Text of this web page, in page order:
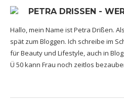
PETRA DRISSEN -
Hallo, mein Name ist Petra Drißen.
spät zum Bloggen. Ich schreibe im
für Beauty und Lifestyle, auch in
Ü 50 kann Frau noch zeitlos